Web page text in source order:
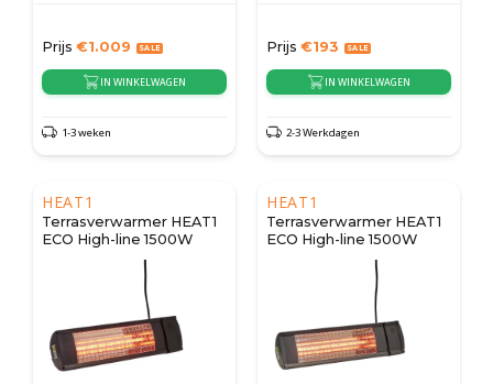
Prijs €1.009
IN WINKELWAGEN
1-3 weken
Prijs €193
IN WINKELWAGEN
2-3 Werkdagen
HEAT1
Terrasverwarmer HEAT1
ECO High-line 1500W
HEAT1
Terrasverwarmer HEAT1
ECO High-line 1500W